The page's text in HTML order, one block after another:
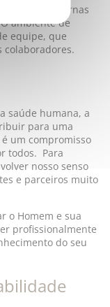
práticas internas
ambiente de
equipe, que
saúde humana, a
para uma
um compromisso
todos. Para
nosso senso
e parceiros muito
o Homem e sua
profissionalmente
do seu